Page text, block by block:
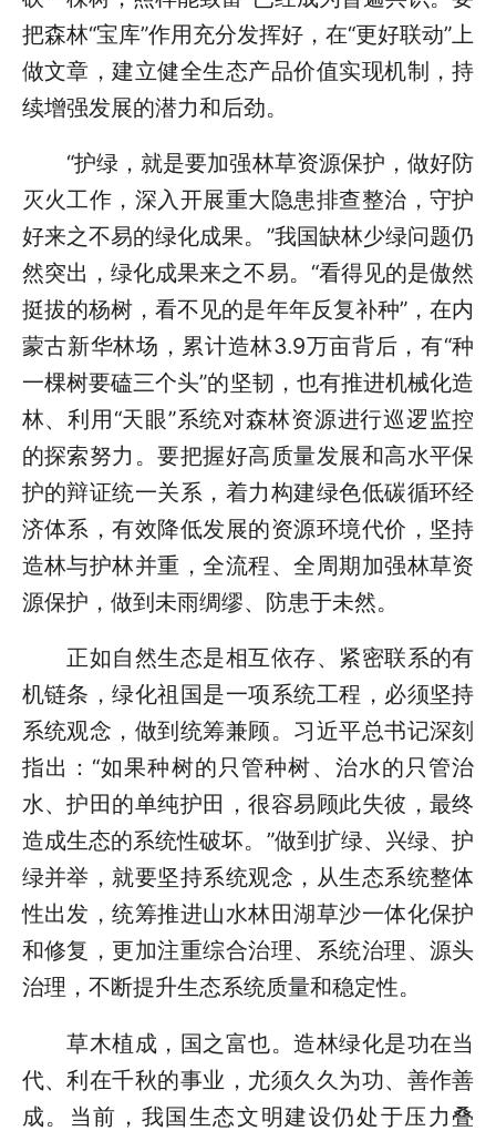
把森林“宝库”作用充分发挥好，在“更好联动”上
做文章，建立健全生态产品价值实现机制，持
续增强发展的潜力和后劲。
“护绿，就是要加强林草资源保护，做好防
灭火工作，深入开展重大隐患排查整治，守护
好来之不易的绿化成果。”我国缺林少绿问题仍
然突出，绿化成果来之不易。“看得见的是傲然
挺拔的杨树，看不见的是年年反复补种”，在内
蒙古新华林场，累计造林3.9万亩背后，有“种
一棵树要磕三个头”的坚韧，也有推进机械化造
林、利用“天眼”系统对森林资源进行巡逻监控
的探索努力。要把握好高质量发展和高水平保
护的辩证统一关系，着力构建绿色低碳循环经
济体系，有效降低发展的资源环境代价，坚持
造林与护林并重，全流程、全周期加强林草资
源保护，做到未雨绸缪、防患于未然。
正如自然生态是相互依存、紧密联系的有
机链条，绿化祖国是一项系统工程，必须坚持
系统观念，做到统筹兼顾。习近平总书记深刻
指出：“如果种树的只管种树、治水的只管治
水、护田的单纯护田，很容易顾此失彼，最终
造成生态的系统性破坏。”做到扩绿、兴绿、护
绿并举，就要坚持系统观念，从生态系统整体
性出发，统筹推进山水林田湖草沙一体化保护
和修复，更加注重综合治理、系统治理、源头
治理，不断提升生态系统质量和稳定性。
草木植成，国之富也。造林绿化是功在当
代、利在千秋的事业，尤须久久为功、善作善
成。当前，我国生态文明建设仍处于压力叠